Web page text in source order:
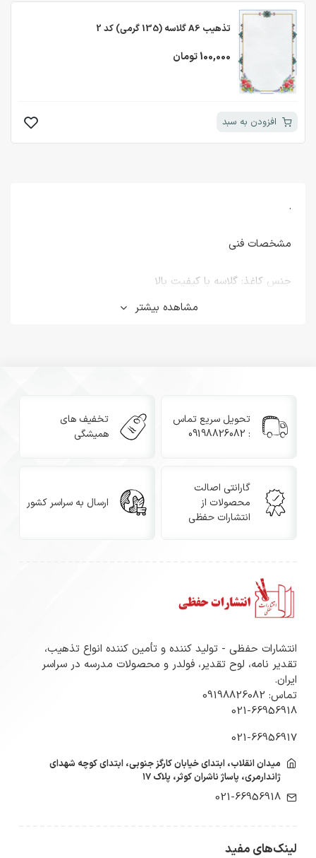
تذهیب A6 گلاسه (135 گرمی) کد 2
100,000 تومان
افزودن به سبد
.
مشخصات فنی
جنس کاغذ: گلاسه با کیفیت بالا
طراحی‌های دقیق و متنوع در سبک‌های سنتی و مدرن
استفاده در کارت‌های تبریک، یادبود و هدایای کوچک
گزینه‌ای عالی برای هدایا و یادبودهای اداری
استفاده در مراکز آموزشی، فرهنگی و مذهبی
مزایا
ظرافت و دقت بالا در طراحی
کیفیت بالای کاغذ و مقاومت مناسب
قابلیت چاپ و خوشنویسی به‌صورت حرفه‌ای
محصولی فاخر با الهام از هنر اصیل ایرانی
جایگاه انتشارات حفظی
مشاهده بیشتر
تحویل سریع تماس
: 09198826082
تخفیف های
همیشگی
گارانتی اصالت
محصولات از
انتشارات حفظی
ارسال به سراسر کشور
انتشارات حفظی - تولید کننده و تأمین کننده انواع تذهیب،
تقدیر نامه، لوح تقدیر، فولدر و محصولات مدرسه در سراسر
ایران.
تماس: 09198826082
021-66956918
021-66956917
میدان انقلاب، ابتدای خیابان کارگز جنوبی، ابتدای کوچه شهدای
ژاندارمری، پاساژ ناشران کوثر، پلاک ۱۷
021-66956918
لینک‌های مفید